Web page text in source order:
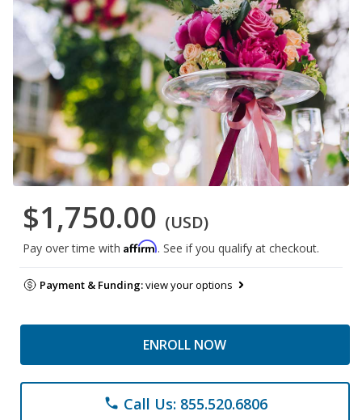
$1,750.00 (USD)
Pay over time with Affirm. See if you qualify at checkout.
Payment & Funding:view your options
ENROLL NOW
phone Call Us: 855.520.6806